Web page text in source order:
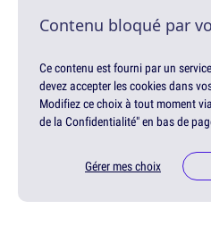
Contenu bloqué par
Ce contenu est fourni par un
devez accepter les cookies dans
Modifiez ce choix à tout moment
de la Confidentialité" en bas de
Gérer mes choix